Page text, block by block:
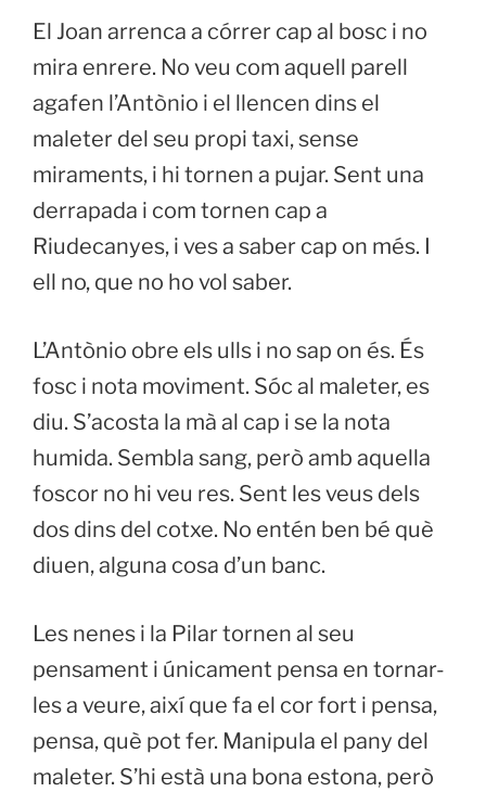
El Joan arrenca a córrer cap al bosc i no
mira enrere. No veu com aquell parell
agafen l’Antònio i el llencen dins el
maleter del seu propi taxi, sense
miraments, i hi tornen a pujar. Sent una
derrapada i com tornen cap a
Riudecanyes, i ves a saber cap on més. I
ell no, que no ho vol saber.
L’Antònio obre els ulls i no sap on és. És
fosc i nota moviment. Sóc al maleter, es
diu. S’acosta la mà al cap i se la nota
humida. Sembla sang, però amb aquella
foscor no hi veu res. Sent les veus dels
dos dins del cotxe. No entén ben bé què
diuen, alguna cosa d’un banc.
Les nenes i la Pilar tornen al seu
pensament i únicament pensa en tornar-
les a veure, així que fa el cor fort i pensa,
pensa, què pot fer. Manipula el pany del
maleter. S’hi està una bona estona, però